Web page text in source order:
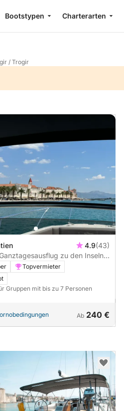
Bootstypen Charterarten
/ Trogir
4.9(43)
zu den Inseln
oder ohne Skipper
Topvermieter
Gruppen mit bis zu 7 Personen
Ab 240 €